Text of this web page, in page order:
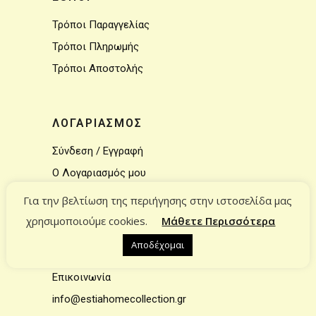
Τρόποι Παραγγελίας
Τρόποι Πληρωμής
Τρόποι Αποστολής
ΛΟΓΑΡΙΑΣΜΟΣ
Σύνδεση / Εγγραφή
Ο Λογαριασμός μου
Το καλάθι μου
ΕΠΙΚΟΙΝΩΝΙΑ
Επικοινωνία
info@estiahomecollection.gr
Για την βελτίωση της περιήγησης στην ιστοσελίδα μας
χρησιμοποιούμε cookies.
Μάθετε Περισσότερα
Αποδέχομαι